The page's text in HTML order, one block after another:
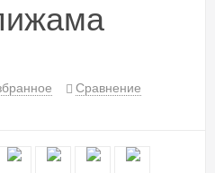
Сравнение